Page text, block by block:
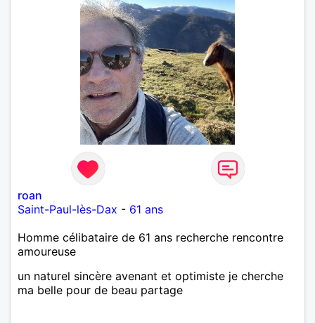
roan
Saint-Paul-lès-Dax - 61 ans
Homme célibataire de 61 ans recherche rencontre
amoureuse
un naturel sincère avenant et optimiste je cherche
ma belle pour de beau partage